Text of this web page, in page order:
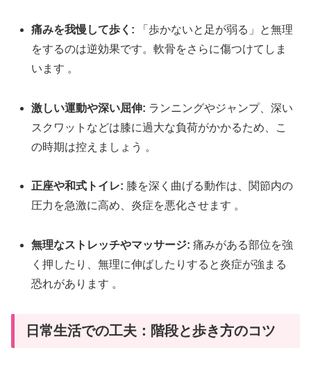
痛みを我慢して歩く: 「歩かないと足が弱る」と無理
をするのは逆効果です。軟骨をさらに傷つけてしま
います 。
激しい運動や深い屈伸: ランニングやジャンプ、深い
スクワットなどは膝に過大な負荷がかかるため、こ
の時期は控えましょう 。
正座や和式トイレ: 膝を深く曲げる動作は、関節内の
圧力を急激に高め、炎症を悪化させます 。
無理なストレッチやマッサージ: 痛みがある部位を強
く押したり、無理に伸ばしたりすると炎症が強まる
恐れがあります 。
日常生活での工夫：階段と歩き方のコツ